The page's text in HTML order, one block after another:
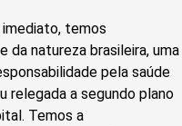
temos
da natureza brasileira, uma
pela saúde
relegada a segundo plano
Temos a